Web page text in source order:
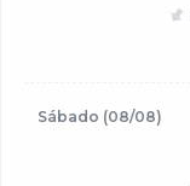
Sábado (08/08)